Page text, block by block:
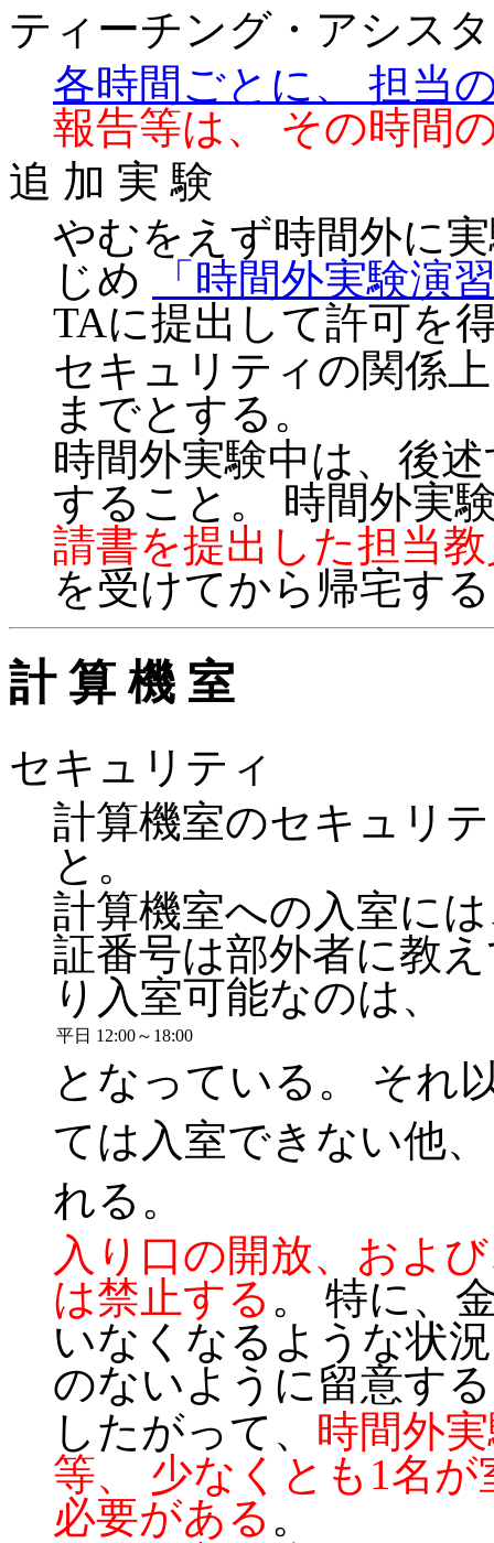
ティーチング・アシス
各時間ごとに、 担当
報告等は、 その時間
追 加 実 験
やむをえず時間外に
じめ
「時間外実験演
TAに提出して許可を
セキュリティの関係
までとする。
時間外実験中は、後
すること。 時間外実
請書を提出した担当
を受けてから帰宅す
計 算 機 室
セキュリティ
計算機室のセキュリ
と。
計算機室への入室に
証番号は部外者に教
り入室可能なのは、
平日 12:00～18:00
となっている。 それ
ては入室できない他
れる。
入り口の開放、およ
は禁止する 。 特に、
いなくなるような状
のないように留意す
したがって、 時間外
等、 少なくとも1名
必要がある 。